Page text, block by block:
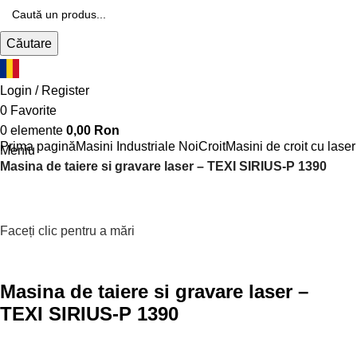
Căutare
Login / Register
0 Favorite
0 elemente 0,00 Ron
Meniu
Prima paginăMasini Industriale NoiCroitMasini de croit cu laser
Masina de taiere si gravare laser – TEXI SIRIUS-P 1390
Faceți clic pentru a mări
Masina de taiere si gravare laser –
TEXI SIRIUS-P 1390